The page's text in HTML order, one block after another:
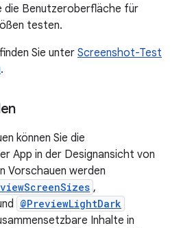
die Benutzeroberfläche für
testen.
Sie unter Screenshot-Test
.
können Sie die
App in der Designansicht von
Vorschauen werden
,
@PreviewLightDark
Inhalte in